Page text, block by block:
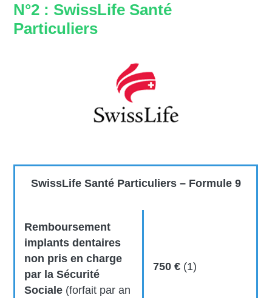
N°2 : SwissLife Santé
Particuliers
SwissLife Santé Particuliers – Formule 9
Remboursement
implants dentaires
non pris en charge
par la Sécurité
Sociale (forfait par an
750 € (1)